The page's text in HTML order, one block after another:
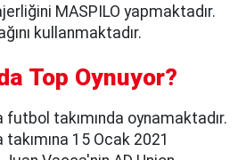
MASPILO yapmaktadır.
kullanmaktadır.
Top Oynuyor?
futbol takımında oynamaktadır.
15 Ocak 2021